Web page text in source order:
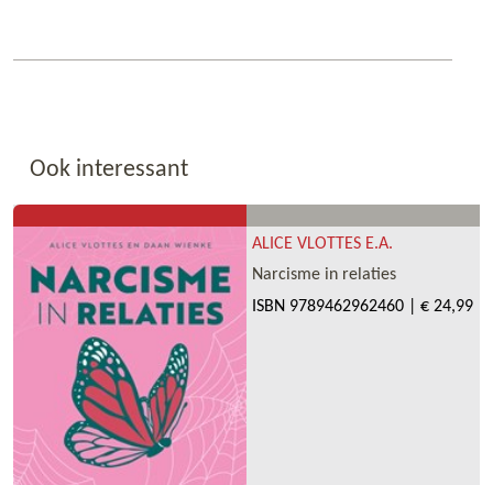
Ook interessant
ALICE VLOTTES E.A.
Narcisme in relaties
ISBN 9789462962460 € 24,99